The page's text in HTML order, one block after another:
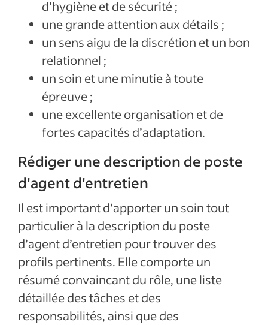
d’hygiène et de sécurité ;
une grande attention aux détails ;
un sens aigu de la discrétion et un bon
relationnel ;
un soin et une minutie à toute
épreuve ;
une excellente organisation et de
fortes capacités d’adaptation.
Rédiger une description de poste
d'agent d'entretien
Il est important d’apporter un soin tout
particulier à la description du poste
d’agent d’entretien pour trouver des
profils pertinents. Elle comporte un
résumé convaincant du rôle, une liste
détaillée des tâches et des
responsabilités, ainsi que des